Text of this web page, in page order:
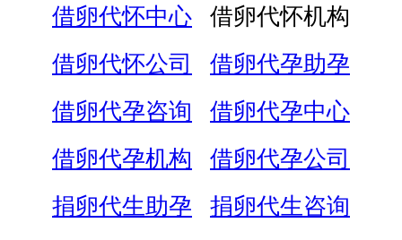
借卵代怀中心
借卵代怀机构
借卵代怀公司
借卵代孕助孕
借卵代孕咨询
借卵代孕中心
借卵代孕机构
借卵代孕公司
捐卵代生助孕
捐卵代生咨询